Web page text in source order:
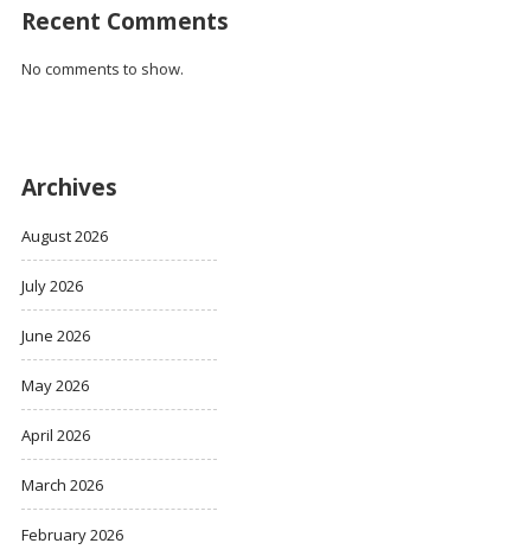
Recent Comments
No comments to show.
Archives
August 2026
July 2026
June 2026
May 2026
April 2026
March 2026
February 2026